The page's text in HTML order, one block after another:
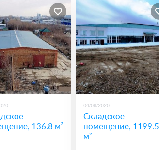
136.8 м²
04/08/2020
Складское
помещение, 1199.5
м²